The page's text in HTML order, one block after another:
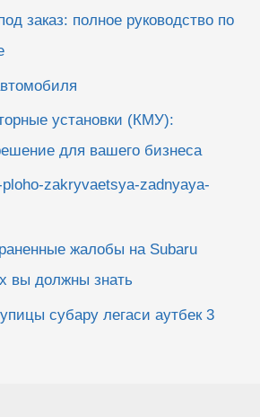
заказ: полное руководство по
установки (КМУ):
для вашего бизнеса
zakryvaetsya-zadnyaya-
жалобы на Subaru
вы должны знать
субару легаси аутбек 3